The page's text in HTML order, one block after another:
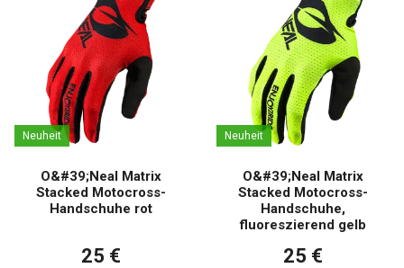
Neuheit
O&#39;Neal Matrix
Stacked Motocross-
Handschuhe rot
25 €
Neuheit
O&#39;Neal Matrix
Stacked Motocross-
Handschuhe,
fluoreszierend gelb
25 €